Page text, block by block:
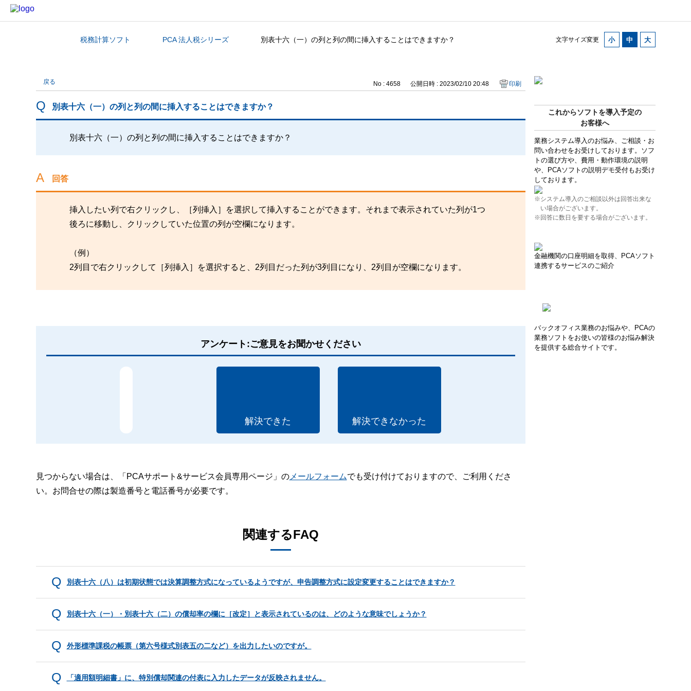
文字サイズ変更
カテゴリから探す税務計算ソフト PCA 法人税シリーズ 別表十六（一）の列と列の間に挿入することはできますか？
これからソフトを導入予定の
お客様へ
業務システム導入のお悩み、ご相談・お
問い合わせをお受けしております。ソフ
トの選び方や、費用・動作環境の説明
や、PCAソフトの説明デモ受付もお受け
しております。
※システム導入のご相談以外は回答出来な
い場合がございます。
※回答に数日を要する場合がございます。
金融機関の口座明細を取得、PCAソフト
連携するサービスのご紹介
バックオフィス業務のお悩みや、PCAの
業務ソフトをお使いの皆様のお悩み解決
を提供する総合サイトです。
戻る No : 4658 公開日時 : 2023/02/10 20:48 印刷
別表十六（一）の列と列の間に挿入することはできますか？
別表十六（一）の列と列の間に挿入することはできますか？
回答
挿入したい列で右クリックし、［列挿入］を選択して挿入することができます。それまで表示されていた列が1つ
後ろに移動し、クリックしていた位置の列が空欄になります。
（例）
2列目で右クリックして［列挿入］を選択すると、2列目だった列が3列目になり、2列目が空欄になります。
アンケート:ご意見をお聞かせください
解決できた 解決できなかった
見つからない場合は、「PCAサポート&サービス会員専用ページ」のメールフォームでも受け付けておりますので、ご利用くださ
い。お問合せの際は製造番号と電話番号が必要です。
関連するFAQ
別表十六（八）は初期状態では決算調整方式になっているようですが、申告調整方式に設定変更することはできますか？
別表十六（一）・別表十六（二）の償却率の欄に［改定］と表示されているのは、どのような意味でしょうか？
外形標準課税の帳票（第六号様式別表五の二など）を出力したいのですが。
「適用額明細書」に、特別償却関連の付表に入力したデータが反映されません。